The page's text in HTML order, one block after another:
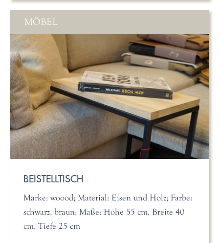
MÖBEL
BEISTELLTISCH
Marke: woood; Material: Eisen und Holz; Farbe:
schwarz, braun; Maße: Höhe 55 cm, Breite 40
cm, Tiefe 25 cm